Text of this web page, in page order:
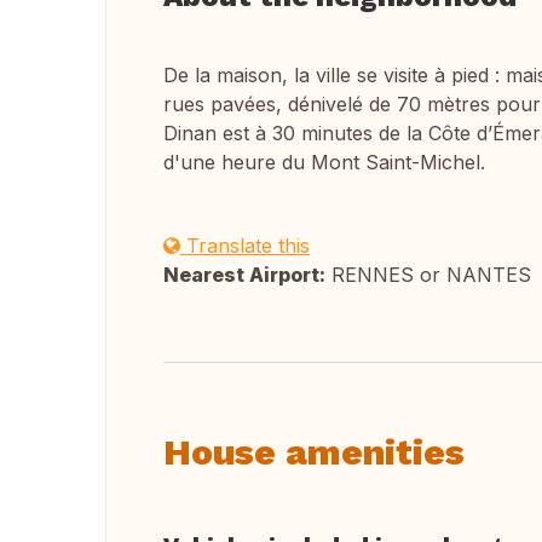
De la maison, la ville se visite à pied :
rues pavées, dénivelé de 70 mètres
Dinan est à 30 minutes de la Côte
d'une heure du Mont Saint-Michel.
Translate this
Nearest Airport: RENNES or NANTES
House amenities